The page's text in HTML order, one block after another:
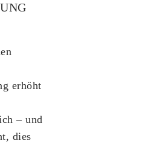
erhöht
– und
dies